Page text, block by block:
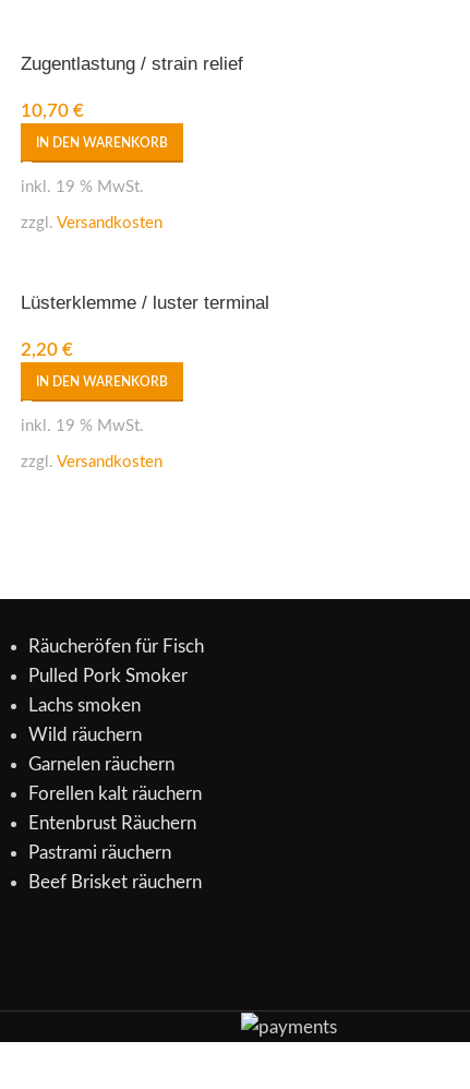
Zugentlastung / strain relief
10,70€
IN DEN WARENKORB
inkl. 19 % MwSt.
zzgl.Versandkosten
Lüsterklemme / luster terminal
2,20€
IN DEN WARENKORB
inkl. 19 % MwSt.
zzgl.Versandkosten
Räucheröfen für Fisch
Pulled Pork Smoker
Lachs smoken
Wild räuchern
Garnelen räuchern
Forellen kalt räuchern
Entenbrust Räuchern
Pastrami räuchern
Beef Brisket räuchern